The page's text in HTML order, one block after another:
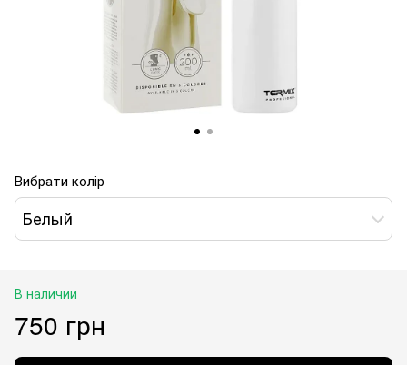
Вибрати колір
Белый
В наличии
750 грн